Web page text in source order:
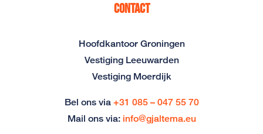
Contact
Hoofdkantoor Groningen
Vestiging Leeuwarden
Vestiging Moerdijk
Bel ons via +31 085 – 047 55 70
Mail ons via: info@gjaltema.eu